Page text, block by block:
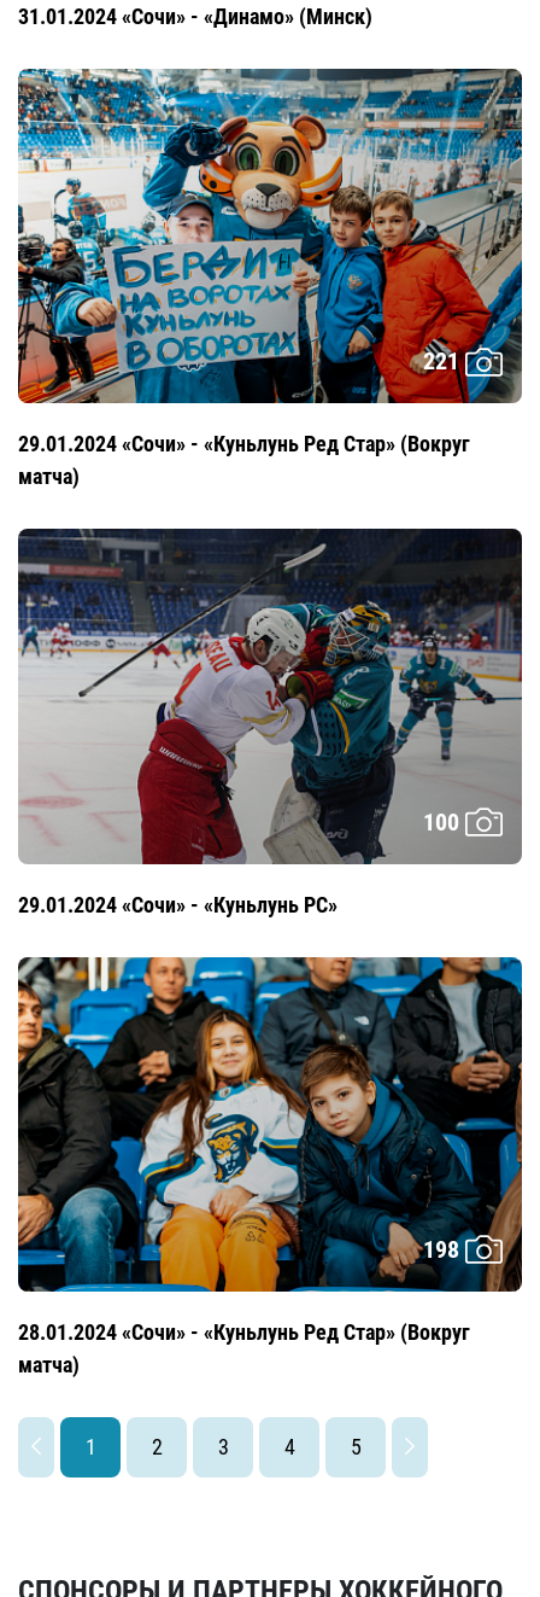
31.01.2024 «Сочи» - «Динамо» (Минск)
221
29.01.2024 «Сочи» - «Куньлунь Ред Стар» (Вокруг
матча)
100
29.01.2024 «Сочи» - «Куньлунь РС»
198
28.01.2024 «Сочи» - «Куньлунь Ред Стар» (Вокруг
матча)
1 2 3 4 5